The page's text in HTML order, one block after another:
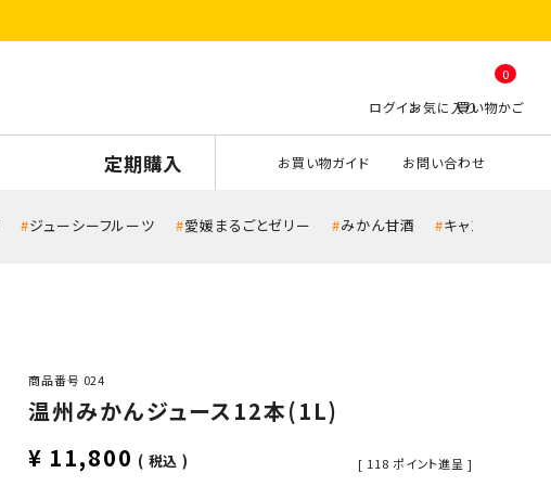
0
定期購入 お買い物ガイド お問い合わせ
ジューシーフルーツ 愛媛まるごとゼリー みかん甘酒 キャンペーン
商品番号 024
温州みかんジュース12本(1L)
¥ 11,800 税込 [ 118 ポイント進呈 ]